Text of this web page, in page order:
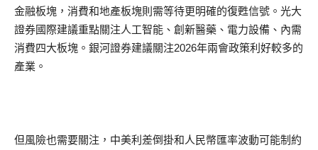
金融板塊，消費和地產板塊則需等待更明確的復甦信號。光大
證券國際建議重點關注人工智能、創新醫藥、電力設備、內需
消費四大板塊。銀河證券建議關注2026年兩會政策利好較多的
產業。
但風險也需要關注，中美利差倒掛和人民幣匯率波動可能制約